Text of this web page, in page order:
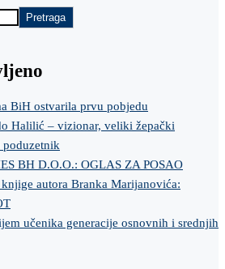
Pretraga
BiH ostvarila prvu pobjedu
Halilić – vizionar, veliki žepački
poduzetnik
BH D.O.O.: OGLAS ZA POSAO
autora Branka Marijanovića:
učenika generacije osnovnih i srednjih